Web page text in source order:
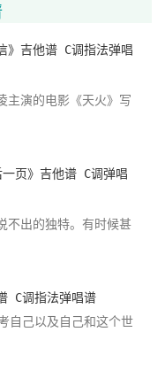
》吉他谱 C调指法弹唱
主演的电影《天火》写
页》吉他谱 C调弹唱
不出的独特。有时候甚
C调指法弹唱谱
自己以及自己和这个世